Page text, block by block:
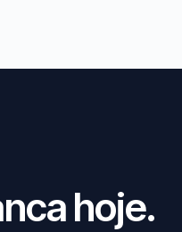
hoje.